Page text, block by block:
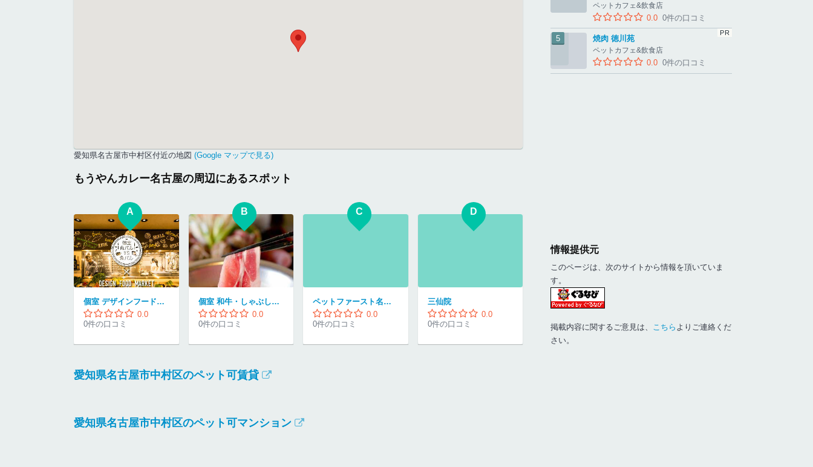
愛知県名古屋市中村区付近の地図 (Google マップで見る)
もうやんカレー名古屋の周辺にあるスポット
A
個室 デザインフードマーケット 名古屋駅前店
0.0
0件の口コミ
B
個室 和牛・しゃぶしゃぶ Mr.Mushroom 名古屋駅店
0.0
0件の口コミ
C
ペットファースト名古屋店
0.0
0件の口コミ
D
三仙院
0.0
0件の口コミ
愛知県名古屋市中村区のペット可賃貸
愛知県名古屋市中村区のペット可マンション
ペットカフェ&飲食店
0.0 0件の口コミ
焼肉 徳川苑
ペットカフェ&飲食店
0.0 0件の口コミ
情報提供元
このページは、次のサイトから情報を頂いていま
す。
掲載内容に関するご意見は、 こちら よりご連絡くだ
さい。